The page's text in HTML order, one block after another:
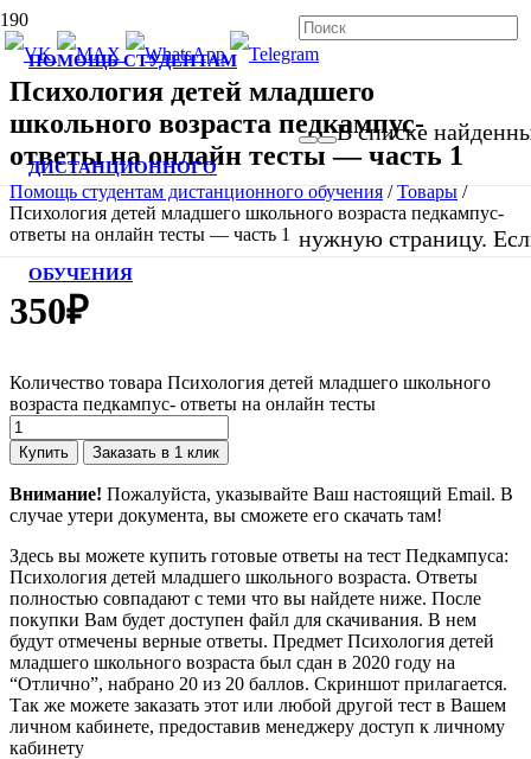
ПОМОЩЬ СТУДЕНТАМ
ДИСТАНЦИОННОГО
ОБУЧЕНИЯ
В списке
нужную страницу.
Психология детей младшего
школьного возраста педкампус-
ответы на онлайн тесты — часть 1
Помощь студентам дистанционного обучения /Товары /
Психология детей младшего школьного возраста педкампус-
ответы на онлайн тесты — часть 1
350₽
Количество товара Психология детей младшего школьного
возраста педкампус- ответы на онлайн тесты
Купить Заказать в 1 клик
Внимание! Пожалуйста, указывайте Ваш настоящий Email. В
случае утери документа, вы сможете его скачать там!
Здесь вы можете купить готовые ответы на тест Педкампуса:
Психология детей младшего школьного возраста. Ответы
полностью совпадают с теми что вы найдете ниже. После
покупки Вам будет доступен файл для скачивания. В нем
будут отмечены верные ответы. Предмет Психология детей
младшего школьного возраста был сдан в 2020 году на
“Отлично”, набрано 20 из 20 баллов. Скриншот прилагается.
Так же можете заказать этот или любой другой тест в Вашем
личном кабинете, предоставив менеджеру доступ к личному
кабинету